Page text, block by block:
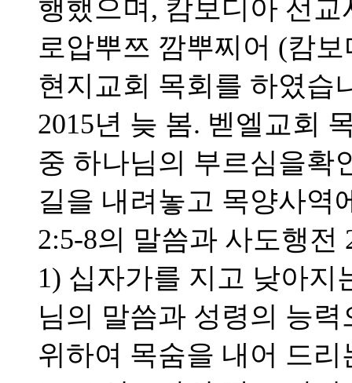
행했으며, 캄보디아 선
로압뿌쯔 깜뿌찌어 (캄
현지교회 목회를 하였습
2015년 늦 봄. 벧엘교회
중 하나님의 부르심을확
길을 내려놓고 목양사역
2:5-8의 말씀과 사도행전
1) 십자가를 지고 낮아지
님의 말씀과 성령의 능
위하여 목숨을 내어 드